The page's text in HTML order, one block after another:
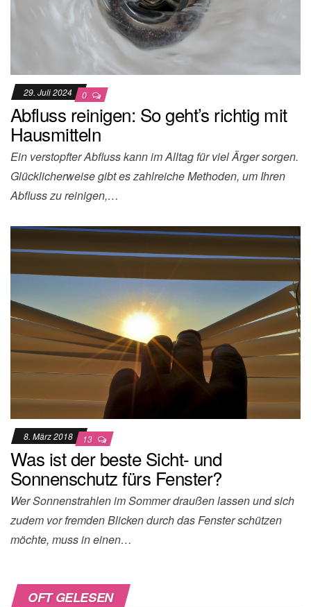
29. Juli 2024 0
Abfluss reinigen: So geht’s richtig mit
Hausmitteln
Ein verstopfter Abfluss kann im Alltag für viel Ärger sorgen.
Glücklicherweise gibt es zahlreiche Methoden, um Ihren
Abfluss zu reinigen,…
8. März 2018 13
Was ist der beste Sicht- und
Sonnenschutz fürs Fenster?
Wer Sonnenstrahlen im Sommer draußen lassen und sich
zudem vor fremden Blicken durch das Fenster schützen
möchte, muss in einen…
OFT GELESEN